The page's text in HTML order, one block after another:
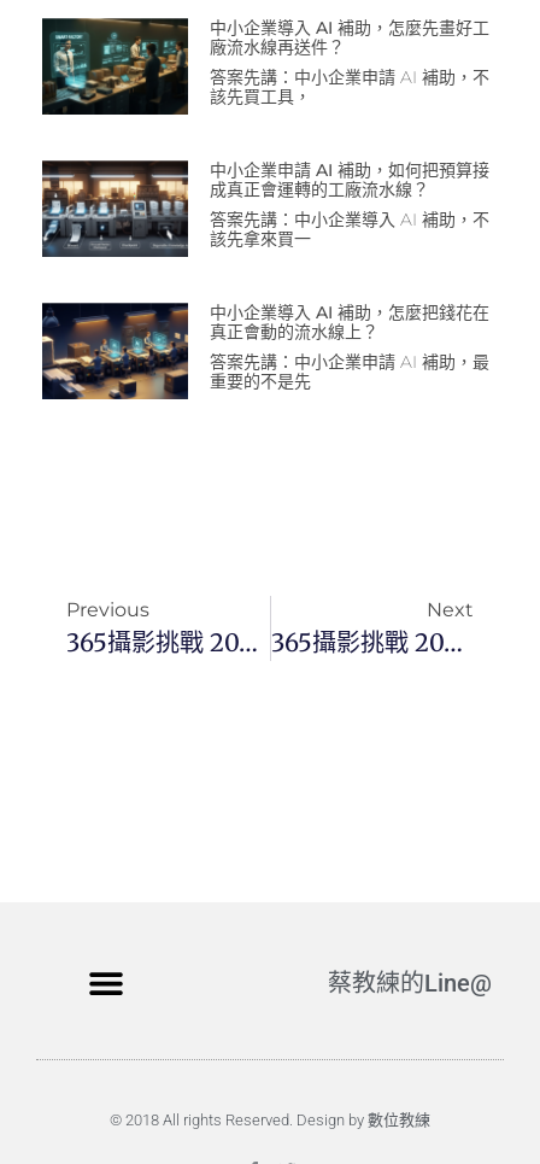
中小企業導入 AI 補助，怎麼先畫好工
廠流水線再送件？
答案先講：中小企業申請 AI 補助，不
該先買工具，
中小企業申請 AI 補助，如何把預算接
成真正會運轉的工廠流水線？
答案先講：中小企業導入 AI 補助，不
該先拿來買一
中小企業導入 AI 補助，怎麼把錢花在
真正會動的流水線上？
答案先講：中小企業申請 AI 補助，最
重要的不是先
Previous
365攝影挑戰 20250422(二)112/365 Day3381
Next
365攝影挑戰 20250424(四)114/365 Day3383
蔡教練的Line@
© 2018 All rights Reserved. Design by 數位教練